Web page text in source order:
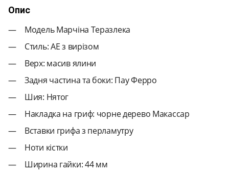
Опис
Модель Марчіна Теразлека
Стиль: AE з вирізом
Верх: масив ялини
Задня частина та боки: Пау Ферро
Шия: Нятог
Накладка на гриф: чорне дерево Макассар
Вставки грифа з перламутру
Ноти кістки
Ширина гайки: 44 мм